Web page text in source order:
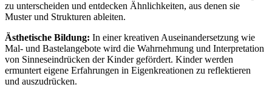
zu unterscheiden und entdecken Ähnlichkeiten, aus denen sie
Muster und Strukturen ableiten.
Ästhetische Bildung: In einer kreativen Auseinandersetzung wie
Mal- und Bastelangebote wird die Wahrnehmung und Interpretation
von Sinneseindrücken der Kinder gefördert. Kinder werden
ermuntert eigene Erfahrungen in Eigenkreationen zu reflektieren
und auszudrücken.